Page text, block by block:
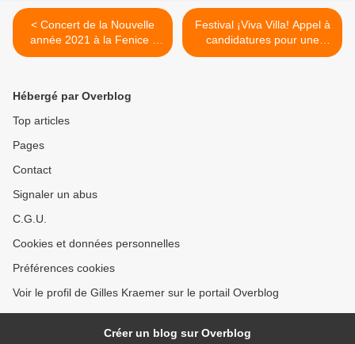
< Concert de la Nouvelle
année 2021 à la Fenice -
Concerto di Capodanno in
Festival ¡Viva Villa! Appel à
candidatures pour une
résidence curatoriale >
Hébergé par Overblog
Top articles
Pages
Contact
Signaler un abus
C.G.U.
Cookies et données personnelles
Préférences cookies
Voir le profil de Gilles Kraemer sur le portail Overblog
Créer un blog sur Overblog